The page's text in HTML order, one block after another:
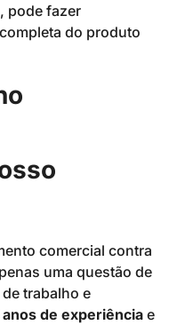
pode fazer
do produto
comercial contra
uma questão de
trabalho e
de experiênciae